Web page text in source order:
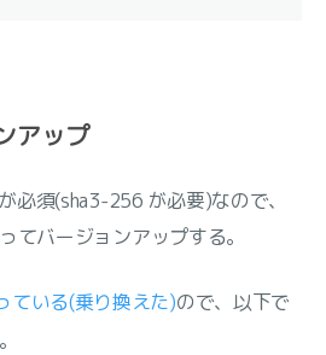
アップ
必須(sha3-256 が必要)なので、
てバージョンアップする。
ている(乗り換えた)ので、以下で